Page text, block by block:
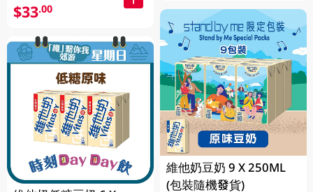
$33.00
維他奶豆奶 9 X 250ML
(包裝隨機發貨)